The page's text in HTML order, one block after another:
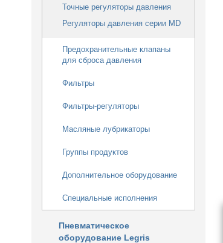
Точные регуляторы давления
Регуляторы давления серии MD
Предохранительные клапаны
для сброса давления
Фильтры
Фильтры-регуляторы
Масляные лубрикаторы
Группы продуктов
Дополнительное оборудование
Специальные исполнения
Пневматическое
оборудование Legris